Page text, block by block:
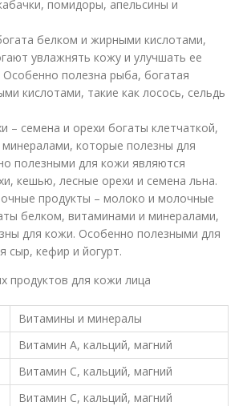
помидоры, апельсины и
белком и жирными кислотами,
увлажнять кожу и улучшать ее
Особенно полезна рыба, богатая
кислотами, такие как лосось, сельдь
– семена и орехи богаты клетчаткой,
которые полезны для
полезными для кожи являются
кешью, лесные орехи и семена льна.
продукты – молоко и молочные
белком, витаминами и минералами,
для кожи. Особенно полезными для
сыр, кефир и йогурт.
продуктов для кожи лица
Витамины и минералы
Витамин А, кальций, магний
Витамин С, кальций, магний
Витамин С, кальций, магний